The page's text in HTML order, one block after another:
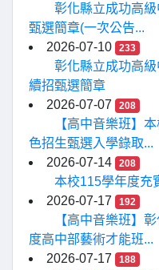
彰化縣立成功高
甄選簡章(一次公告...
2026-07-10
233
彰化縣立成功高
續招甄選簡章
2026-07-07
208
【高中音樂班】
色招生甄選入學錄取...
2026-07-14
208
本校115學年度充
2026-07-17
192
【高中音樂班】
度高中部藝術才能班...
2026-07-17
188